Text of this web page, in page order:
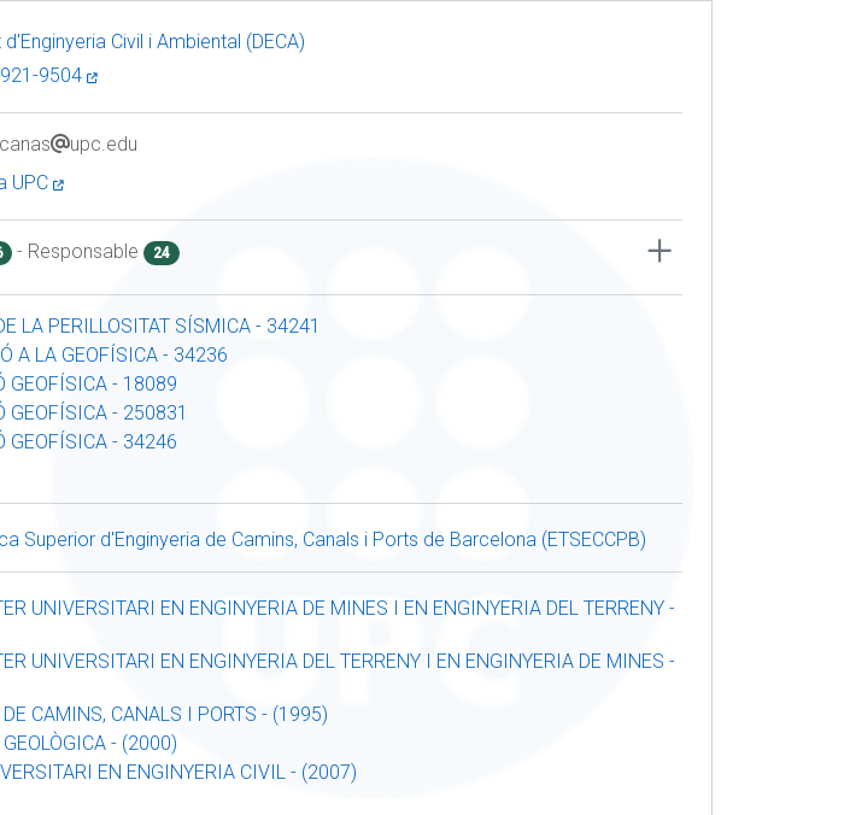
Civil i Ambiental (DECA)
9504
upc.edu
UPC
- Responsable 24
LA PERILLOSITAT SÍSMICA - 34241
A LA GEOFÍSICA - 34236
GEOFÍSICA - 18089
GEOFÍSICA - 250831
GEOFÍSICA - 34246
Superior d'Enginyeria de Camins, Canals i Ports de Barcelona (ETSECCPB)
UNIVERSITARI EN ENGINYERIA DE MINES I EN ENGINYERIA DEL TERRENY -
UNIVERSITARI EN ENGINYERIA DEL TERRENY I EN ENGINYERIA DE MINES -
DE CAMINS, CANALS I PORTS - (1995)
- (2000)
EN ENGINYERIA CIVIL - (2007)